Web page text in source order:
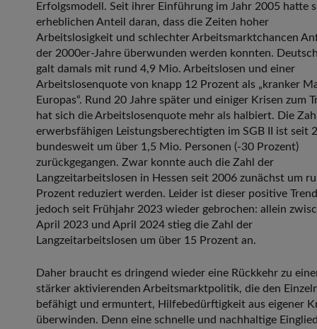
Erfolgsmodell. Seit ihrer Einführung im Jahr 2005 hatte
erheblichen Anteil daran, dass die Zeiten hoher
Arbeitslosigkeit und schlechter Arbeitsmarktchancen
der 2000er-Jahre überwunden werden konnten.
galt damals mit rund 4,9 Mio. Arbeitslosen und einer
Arbeitslosenquote von knapp 12 Prozent als „kranker
Europas“. Rund 20 Jahre später und einiger Krisen zum
hat sich die Arbeitslosenquote mehr als halbiert. Die
erwerbsfähigen Leistungsberechtigten im SGB II ist seit
bundesweit um über 1,5 Mio. Personen (-30 Prozent)
zurückgegangen. Zwar konnte auch die Zahl der
Langzeitarbeitslosen in Hessen seit 2006 zunächst um
Prozent reduziert werden. Leider ist dieser positive Trend
jedoch seit Frühjahr 2023 wieder gebrochen: allein
April 2023 und April 2024 stieg die Zahl der
Langzeitarbeitslosen um über 15 Prozent an.
Daher braucht es dringend wieder eine Rückkehr zu
stärker aktivierenden Arbeitsmarktpolitik, die den
befähigt und ermuntert, Hilfebedürftigkeit aus eigener
überwinden. Denn eine schnelle und nachhaltige